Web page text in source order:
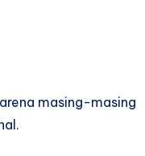
masing-masing